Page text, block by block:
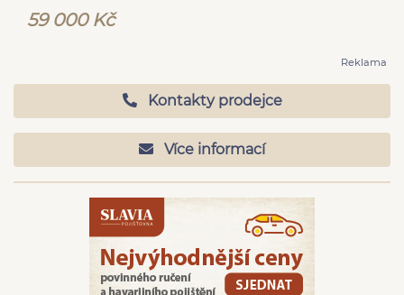
59 000 Kč
Reklama
Kontakty prodejce
Více informací